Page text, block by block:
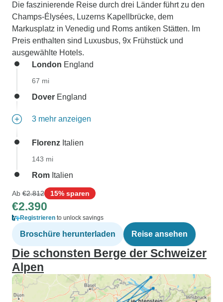
Die faszinierende Reise durch drei Länder führt zu den
Champs-Élysées, Luzerns Kapellbrücke, dem
Markusplatz in Venedig und Roms antiken Stätten. Im
Preis enthalten sind Luxusbus, 9x Frühstück und
ausgewählte Hotels.
London England
67 mi
Dover England
3 mehr anzeigen
Florenz Italien
143 mi
Rom Italien
Ab €2.812 15% sparen
€2.390
Registrieren to unlock savings
Broschüre herunterladen Reise ansehen
Die schonsten Berge der Schweizer
Alpen